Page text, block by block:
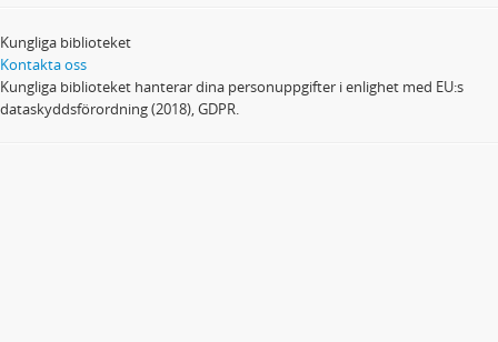
Kungliga biblioteket
Kontakta oss
Kungliga biblioteket hanterar dina personuppgifter i enlighet med EU:s
dataskyddsförordning (2018), GDPR.